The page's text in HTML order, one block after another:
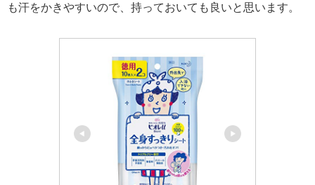
も汗をかきやすいので、持っておいても良いと思います。